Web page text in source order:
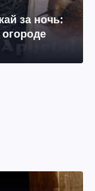
за ночь: